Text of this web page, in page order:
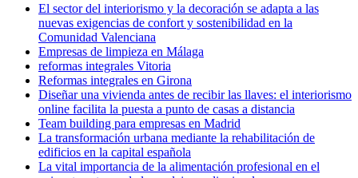
El sector del interiorismo y la decoración se adapta a las
nuevas exigencias de confort y sostenibilidad en la
Comunidad Valenciana
Empresas de limpieza en Málaga
reformas integrales Vitoria
Reformas integrales en Girona
Diseñar una vivienda antes de recibir las llaves: el interiorismo
online facilita la puesta a punto de casas a distancia
Team building para empresas en Madrid
La transformación urbana mediante la rehabilitación de
edificios en la capital española
La vital importancia de la alimentación profesional en el